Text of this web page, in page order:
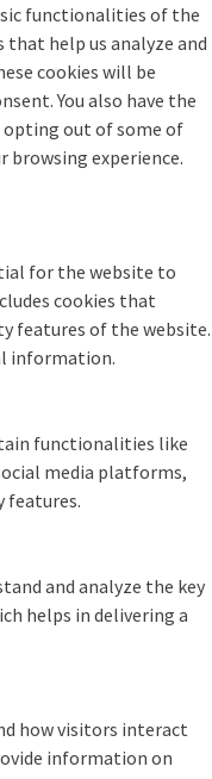
functionalities of the
that help us analyze and
cookies will be
You also have the
out of some of
browsing experience.
for the website to
cookies that
features of the website.
information.
functionalities like
media platforms,
features.
and analyze the key
helps in delivering a
how visitors interact
information on